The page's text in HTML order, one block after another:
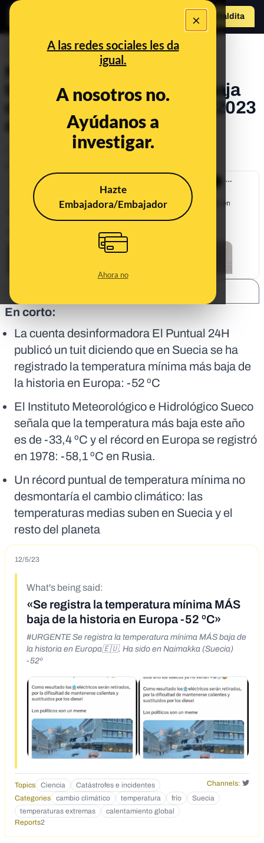
×
A las redes sociales les da
igual.
A nosotros no.
Ayúdanos a
investigar.
Hazte
Embajadora/Embajador
Ahora no
Hazte Maldito
No, no se ha registrado la
temperatura mínima más baja
de la historia de Europa en 2023
a 5 de diciembre
En corto:
La cuenta desinformadora El Puntual 24H
publicó un tuit diciendo que en Suecia se ha
registrado la temperatura mínima más baja de
la historia en Europa: -52 ºC
El Instituto Meteorológico e Hidrológico Sueco
señala que la temperatura más baja este año
es de -33,4 ºC y el récord en Europa se registró
en 1978: -58,1 ºC en Rusia.
Un récord puntual de temperatura mínima no
desmontaría el cambio climático: las
temperaturas medias suben en Suecia y el
resto del planeta
12/5/23
What's being said:
«Se registra la temperatura mínima MÁS
baja de la historia en Europa -52 ºC»
#URGENTE Se registra la temperatura mínima MÁS baja de
la historia en Europa🇪🇺. Ha sido en Naimakka (Suecia)
-52º
Topics Ciencia Catástrofes e incidentes
Channels:
Categories
cambio climático temperatura frío
Suecia
temperaturas extremas
calentamiento global
Reports2